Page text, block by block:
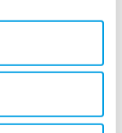
Ukraina
från alla